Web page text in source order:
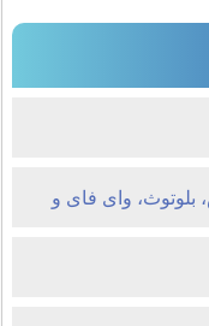
بلوتوث، وای فای و